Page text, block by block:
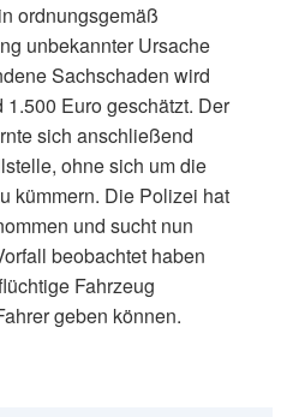
ordnungsgemäß
unbekannter Ursache
Sachschaden wird
Euro geschätzt. Der
sich anschließend
ohne sich um die
kümmern. Die Polizei hat
und sucht nun
beobachtet haben
Fahrzeug
geben können.